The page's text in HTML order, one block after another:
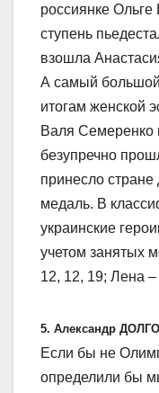
россиянке
ступень
взошла
А самый
итогам женской
Валя Семеренко
безупречно
принесло
медаль. В
украинские
учетом занятых
12, 12, 19; Лена
5. Александр
Если бы не
определили бы